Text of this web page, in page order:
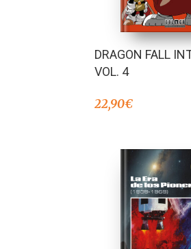
DRAGON FALL
VOL. 4
22,90€